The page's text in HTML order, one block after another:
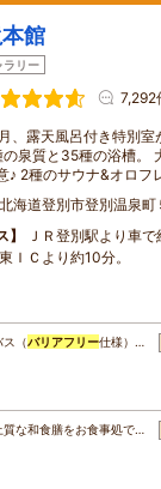
館
ラリー
7,292
、露天風呂付き特別
泉質と35種の浴槽。
♪ 2種のサウナ&オロ
北海道登別市登別温泉町
ＪＲ登別駅より車
ＩＣより約10分。
（バリアフリー仕様）…
な和食膳をお食事処で…